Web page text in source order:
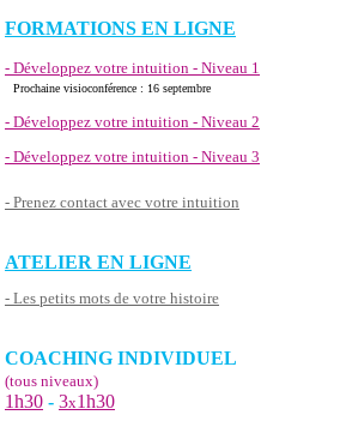
FORMATIONS EN LIGNE
- Développez votre intuition - Niveau 1
Prochaine visioconférence : 16 septembre
- Développez votre intuition - Niveau 2
- Développez votre intuition - Niveau 3
- Prenez contact avec votre intuition
ATELIER EN LIGNE
- Les petits mots de votre histoire
COACHING INDIVIDUEL
(tous niveaux)
1h30 - 3x1h30